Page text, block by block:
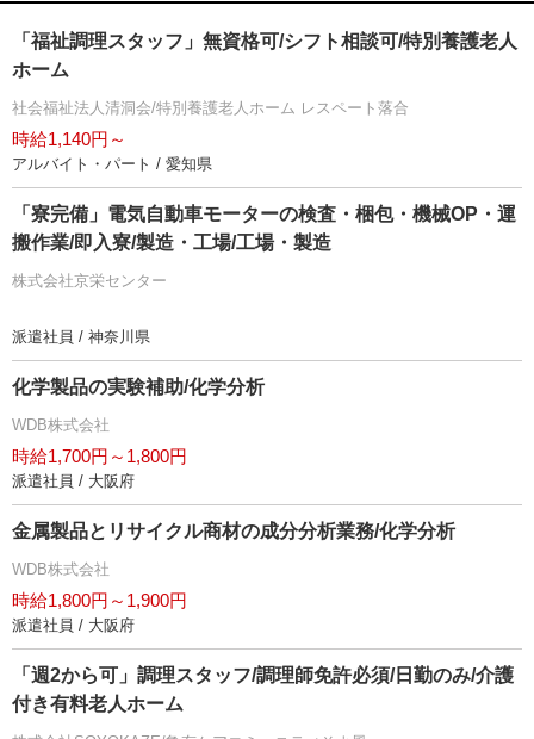
「福祉調理スタッフ」無資格可/シフト相談可/特別養護老人
ホーム
社会福祉法人清洞会/特別養護老人ホーム レスペート落合
時給1,140円～
アルバイト・パート / 愛知県
「寮完備」電気自動車モーターの検査・梱包・機械OP・運
搬作業/即入寮/製造・工場/工場・製造
株式会社京栄センター
派遣社員 / 神奈川県
化学製品の実験補助/化学分析
WDB株式会社
時給1,700円～1,800円
派遣社員 / 大阪府
金属製品とリサイクル商材の成分分析業務/化学分析
WDB株式会社
時給1,800円～1,900円
派遣社員 / 大阪府
「週2から可」調理スタッフ/調理師免許必須/日勤のみ/介護
付き有料老人ホーム